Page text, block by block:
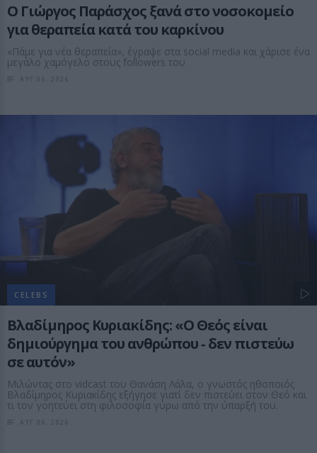
O Γιώργος Παράσχος ξανά στο νοσοκομείο
για θεραπεία κατά του καρκίνου
«Πάμε για νέα θεραπεία», έγραψε στα social media και χάρισε ένα
μεγάλο χαμόγελο στους followers του
ΑΥΓ 06, 2026
CELEBS
Βλαδίμηρος Κυριακίδης: «Ο Θεός είναι
δημιούργημα του ανθρώπου ‑ δεν πιστεύω
σε αυτόν»
Μιλώντας στο vidcast του Θανάση Λάλα, ο γνωστός ηθοποιός
Βλαδίμηρος Κυριακίδης εξήγησε γιατί δεν πιστεύει στον Θεό και
τι τον γοητεύει στη φιλοσοφία γύρω από την ύπαρξή του.
ΑΥΓ 06, 2026